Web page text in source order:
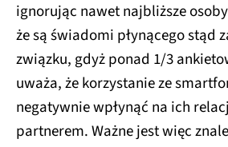
ignorując nawet najbliższe
że są świadomi płynącego stąd
związku, gdyż ponad 1/3
uważa, że korzystanie ze
negatywnie wpłynąć na ich
partnerem. Ważne jest więc